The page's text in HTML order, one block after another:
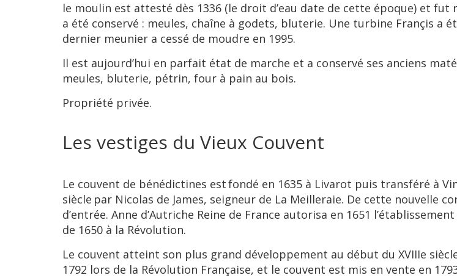
le moulin est attesté dès 1336 (le droit d’eau date de cette époque) et
a été conservé : meules, chaîne à godets, bluterie. Une turbine Françis a
dernier meunier a cessé de moudre en 1995.
Il est aujourd’hui en parfait état de marche et a conservé ses anciens
meules, bluterie, pétrin, four à pain au bois.
Propriété privée.
Les vestiges du Vieux Couvent
Le couvent de bénédictines est fondé en 1635 à Livarot puis transféré à
siècle par Nicolas de James, seigneur de La Meilleraie. De cette
d’entrée. Anne d’Autriche Reine de France autorisa en 1651
de 1650 à la Révolution.
Le couvent atteint son plus grand développement au début du XVIIIe
1792 lors de la Révolution Française, et le couvent est mis en vente en